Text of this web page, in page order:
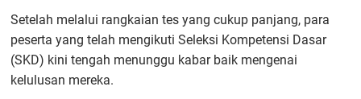
Setelah melalui rangkaian tes yang cukup panjang, para
peserta yang telah mengikuti Seleksi Kompetensi Dasar
(SKD) kini tengah menunggu kabar baik mengenai
kelulusan mereka.